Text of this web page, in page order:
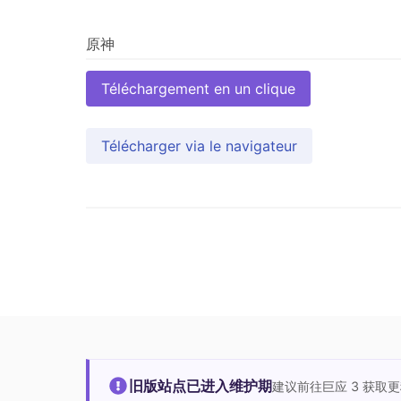
Téléchargement en un clique
Télécharger via le navigateur
旧版站点已进入维护期建议前往巨应 3 获取更